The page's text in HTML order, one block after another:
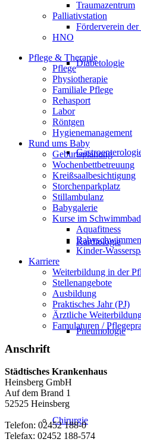
Diabetologie
Kardiologie
Pneumologie
Chirurgie
Traumazentrum
Palliativstation
Förderverein
HNO
Pflege & Therapie
Pflege
Physiotherapie
Familiale Pflege
Rehasport
Labor
Röntgen
Hygienemanagement
Rund ums Baby
Geburtsplanung
Wochenbettbetreuung
Kreißsaalbesichtigung
Storchenparkplatz
Stillambulanz
Babygalerie
Kurse im Schwimmbad
Aquafitness
Babyschwimmen
Kinder-
Karriere
Weiterbildung in der
Stellenangebote
Ausbildung
Praktisches Jahr (PJ)
Ärztliche
Famulaturen /
Anschrift
Städtisches Krankenhaus
Heinsberg GmbH
Auf dem Brand 1
52525 Heinsberg
Telefon: 02452 188-0
Telefax: 02452 188-574